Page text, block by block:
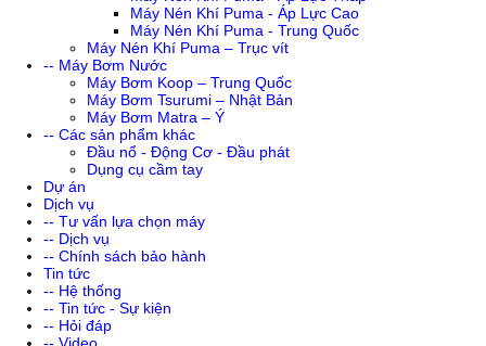
Máy Nén Khí Puma - Áp Lực Cao
Máy Nén Khí Puma - Trung Quốc
Máy Nén Khí Puma – Trục vít
-- Máy Bơm Nước
Máy Bơm Koop – Trung Quốc
Máy Bơm Tsurumi – Nhật Bản
Máy Bơm Matra – Ý
-- Các sản phẩm khác
Đầu nổ - Động Cơ - Đầu phát
Dụng cụ cầm tay
Dự án
Dịch vụ
-- Tư vấn lựa chọn máy
-- Dịch vụ
-- Chính sách bảo hành
Tin tức
-- Hệ thống
-- Tin tức - Sự kiện
-- Hỏi đáp